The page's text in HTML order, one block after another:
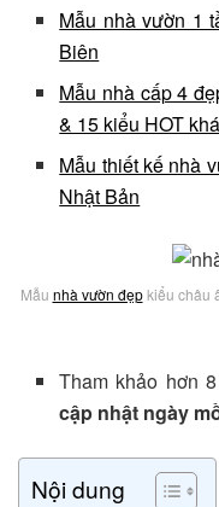
Mẫu nhà vườn 1
Biên
Mẫu nhà cấp 4
& 15 kiểu HOT
Mẫu thiết kế nhà
Nhật Bản
Mẫu nhà vườn đẹpkiểu châu
Tham khảo hơn 8
cập nhật ngày
Nội dung